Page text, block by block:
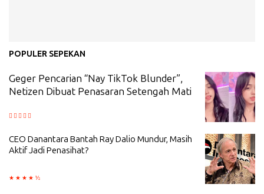
POPULER SEPEKAN
Geger Pencarian “Nay TikTok Blunder”,
Netizen Dibuat Penasaran Setengah Mati
CEO Danantara Bantah Ray Dalio Mundur, Masih
Aktif Jadi Penasihat?